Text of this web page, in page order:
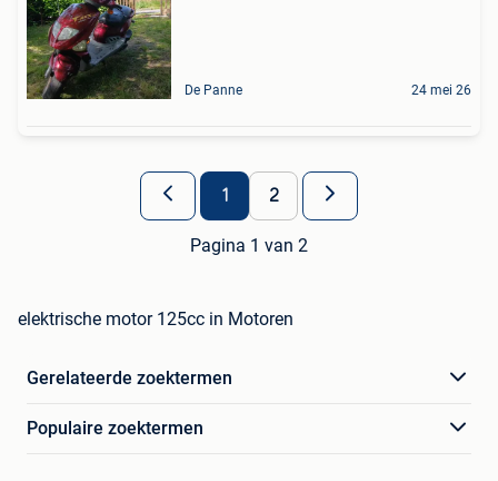
De Panne 24 mei 26
1 2
Pagina 1 van 2
elektrische motor 125cc in Motoren
Gerelateerde zoektermen
Populaire zoektermen